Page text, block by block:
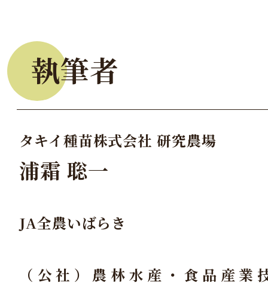
執筆者
タキイ種苗株式会社 研究農場
浦霜 聡一
JA全農いばらき
（公社）農林水産・食品産業